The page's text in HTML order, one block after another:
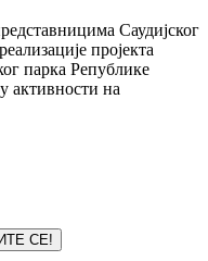
Саудијског
пројекта
парка Републике
активности на
СЕ!